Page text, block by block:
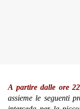
A partire dalle ore
assieme le seguenti